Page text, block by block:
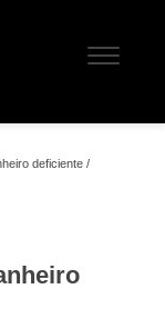
deficiente